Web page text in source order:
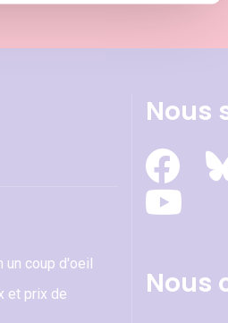
un coup d'oeil
et prix de
Nous
Nous